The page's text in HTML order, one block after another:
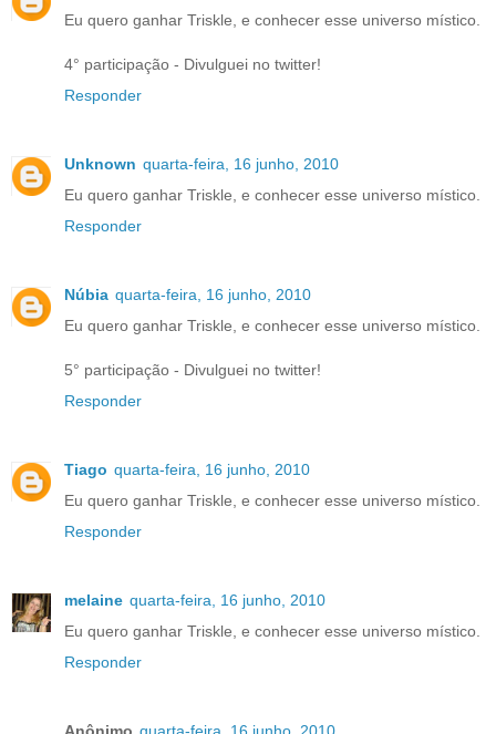
Eu quero ganhar Triskle, e conhecer esse universo místico.
4° participação - Divulguei no twitter!
Responder
Unknown quarta-feira, 16 junho, 2010
Eu quero ganhar Triskle, e conhecer esse universo místico.
Responder
Núbia quarta-feira, 16 junho, 2010
Eu quero ganhar Triskle, e conhecer esse universo místico.
5° participação - Divulguei no twitter!
Responder
Tiago quarta-feira, 16 junho, 2010
Eu quero ganhar Triskle, e conhecer esse universo místico.
Responder
melaine quarta-feira, 16 junho, 2010
Eu quero ganhar Triskle, e conhecer esse universo místico.
Responder